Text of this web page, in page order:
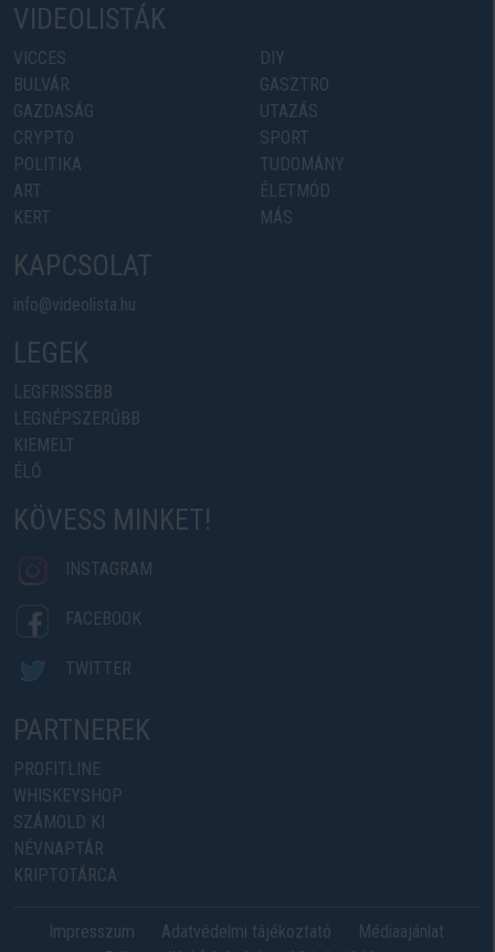
VIDEOLISTÁK
VICCES
BULVÁR
GAZDASÁG
CRYPTO
POLITIKA
ART
KERT
DIY
GASZTRO
UTAZÁS
SPORT
TUDOMÁNY
ÉLETMÓD
MÁS
KAPCSOLAT
info@videolista.hu
LEGEK
LEGFRISSEBB
LEGNÉPSZERŰBB
KIEMELT
ÉLŐ
KÖVESS MINKET!
INSTAGRAM
FACEBOOK
TWITTER
PARTNEREK
PROFITLINE
WHISKEYSHOP
SZÁMOLD KI
NÉVNAPTÁR
KRIPTOTÁRCA
Impresszum Adatvédelmi tájékoztató
Médiaajánlat